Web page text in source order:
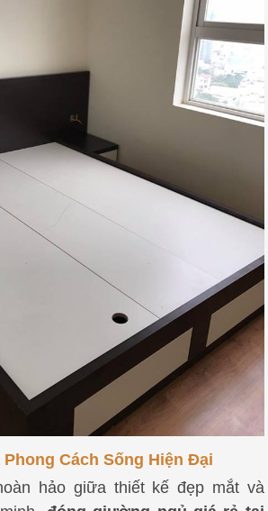
Cách Sống Hiện Đại
hảo giữa thiết kế đẹp mắt và